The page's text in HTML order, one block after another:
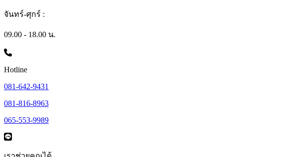
จันทร์-ศุกร์ :
09.00 - 18.00 น.
Hotline
081-642-9431
081-816-8963
065-553-9989